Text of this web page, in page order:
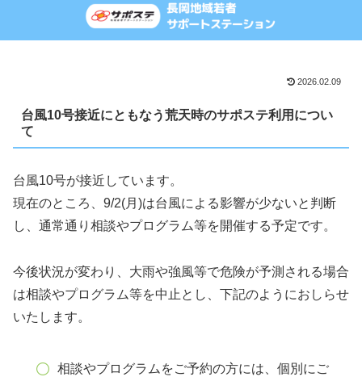
2026.02.09
台風10号接近にともなう荒天時のサポステ利用につい
て
台風10号が接近しています。
現在のところ、9/2(月)は台風による影響が少ないと判断
し、通常通り相談やプログラム等を開催する予定です。
今後状況が変わり、大雨や強風等で危険が予測される場合
は相談やプログラム等を中止とし、下記のようにおしらせ
いたします。
相談やプログラムをご予約の方には、個別にご